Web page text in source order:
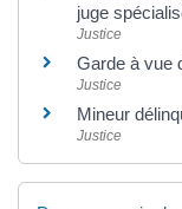
juge
Justice
Garde à vue
Justice
Mineur
Justice